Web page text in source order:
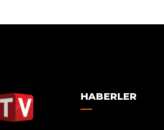
HABERLER